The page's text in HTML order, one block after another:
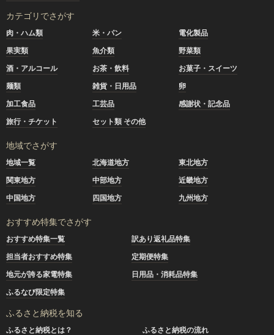
カテゴリでさがす
肉・ハム類 米・パン
電化製品
果実類
魚介類
野菜類
酒・アルコール
お茶・飲料
お菓子・スイーツ
麺類
雑貨・日用品
卵
加工食品
工芸品
感謝状・記念品
旅行・チケット
セット類 その他
地域でさがす
地域一覧 北海道地方
東北地方
関東地方
中部地方
近畿地方
中国地方
四国地方 九州地方
おすすめ特集でさがす
おすすめ特集一覧
訳あり返礼品特集
担当者おすすめ特集
定期便特集
地元が誇る家電特集
日用品・消耗品特集
ふるなび限定特集
ふるさと納税を知る
ふるさと納税とは？
ふるさと納税の流れ